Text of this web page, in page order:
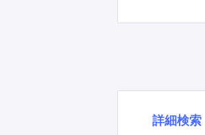
詳細検索